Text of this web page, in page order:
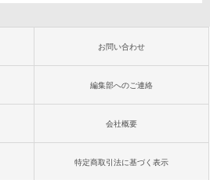
お問い合わせ
編集部へのご連絡
会社概要
特定商取引法に基づく表示